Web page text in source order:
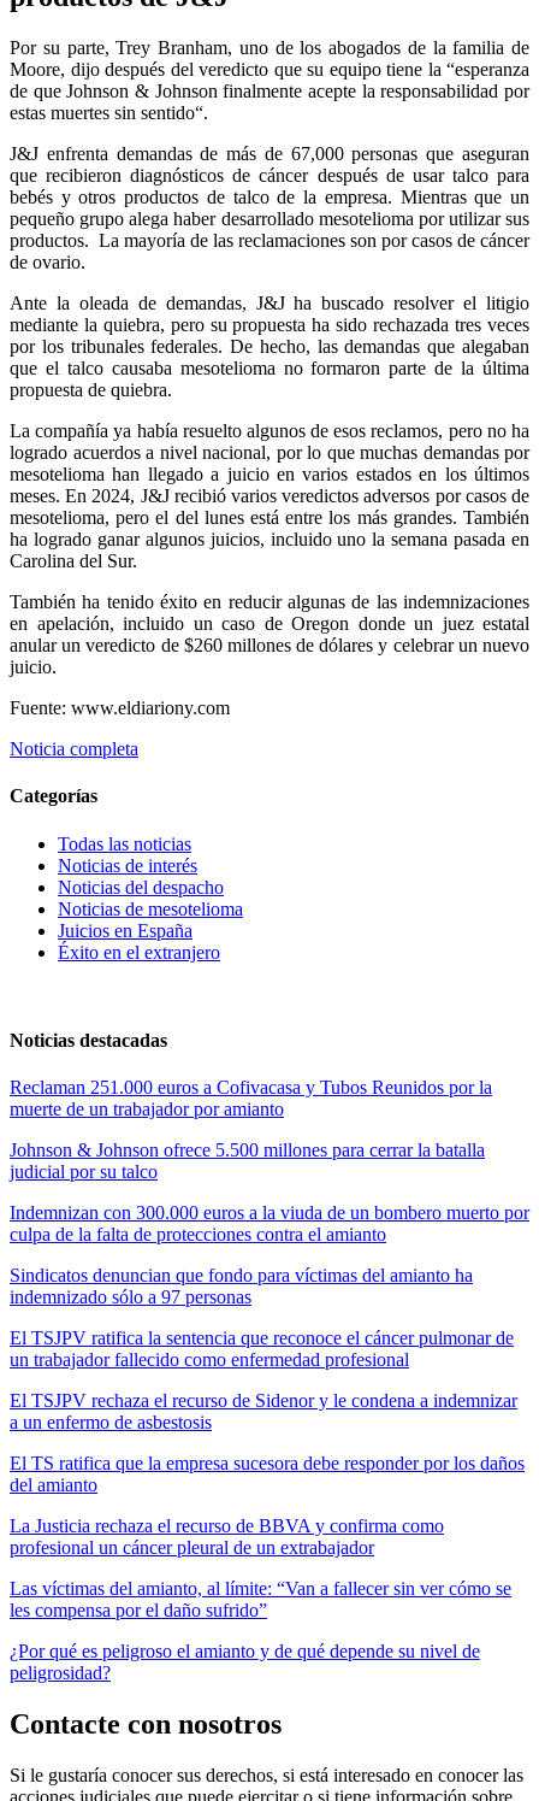
Por su parte, Trey Branham, uno de los abogados de la familia de
Moore, dijo después del veredicto que su equipo tiene la “esperanza
de que Johnson & Johnson finalmente acepte la responsabilidad por
estas muertes sin sentido“.
J&J enfrenta demandas de más de 67,000 personas que aseguran
que recibieron diagnósticos de cáncer después de usar talco para
bebés y otros productos de talco de la empresa. Mientras que un
pequeño grupo alega haber desarrollado mesotelioma por utilizar sus
productos. La mayoría de las reclamaciones son por casos de cáncer
de ovario.
Ante la oleada de demandas, J&J ha buscado resolver el litigio
mediante la quiebra, pero su propuesta ha sido rechazada tres veces
por los tribunales federales. De hecho, las demandas que alegaban
que el talco causaba mesotelioma no formaron parte de la última
propuesta de quiebra.
La compañía ya había resuelto algunos de esos reclamos, pero no ha
logrado acuerdos a nivel nacional, por lo que muchas demandas por
mesotelioma han llegado a juicio en varios estados en los últimos
meses. En 2024, J&J recibió varios veredictos adversos por casos de
mesotelioma, pero el del lunes está entre los más grandes. También
ha logrado ganar algunos juicios, incluido uno la semana pasada en
Carolina del Sur.
También ha tenido éxito en reducir algunas de las indemnizaciones
en apelación, incluido un caso de Oregon donde un juez estatal
anular un veredicto de $260 millones de dólares y celebrar un nuevo
juicio.
Fuente: www.eldiariony.com
Noticia completa
Categorías
Todas las noticias
Noticias de interés
Noticias del despacho
Noticias de mesotelioma
Juicios en España
Éxito en el extranjero
Noticias destacadas
Reclaman 251.000 euros a Cofivacasa y Tubos Reunidos por la
muerte de un trabajador por amianto
Johnson & Johnson ofrece 5.500 millones para cerrar la batalla
judicial por su talco
Indemnizan con 300.000 euros a la viuda de un bombero muerto por
culpa de la falta de protecciones contra el amianto
Sindicatos denuncian que fondo para víctimas del amianto ha
indemnizado sólo a 97 personas
El TSJPV ratifica la sentencia que reconoce el cáncer pulmonar de
un trabajador fallecido como enfermedad profesional
El TSJPV rechaza el recurso de Sidenor y le condena a indemnizar
a un enfermo de asbestosis
El TS ratifica que la empresa sucesora debe responder por los daños
del amianto
La Justicia rechaza el recurso de BBVA y confirma como
profesional un cáncer pleural de un extrabajador
Las víctimas del amianto, al límite: “Van a fallecer sin ver cómo se
les compensa por el daño sufrido”
¿Por qué es peligroso el amianto y de qué depende su nivel de
peligrosidad?
Contacte con nosotros
Si le gustaría conocer sus derechos, si está interesado en conocer las
acciones judiciales que puede ejercitar o si tiene información sobre